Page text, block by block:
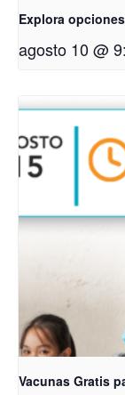
Explora
agosto 10 @
Vacunas Gratis